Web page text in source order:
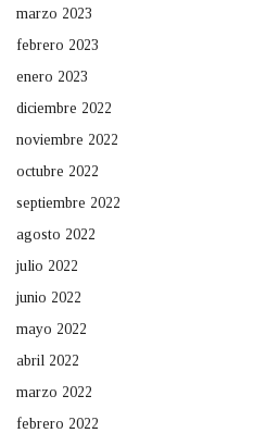
marzo 2023
febrero 2023
enero 2023
diciembre 2022
noviembre 2022
octubre 2022
septiembre 2022
agosto 2022
julio 2022
junio 2022
mayo 2022
abril 2022
marzo 2022
febrero 2022